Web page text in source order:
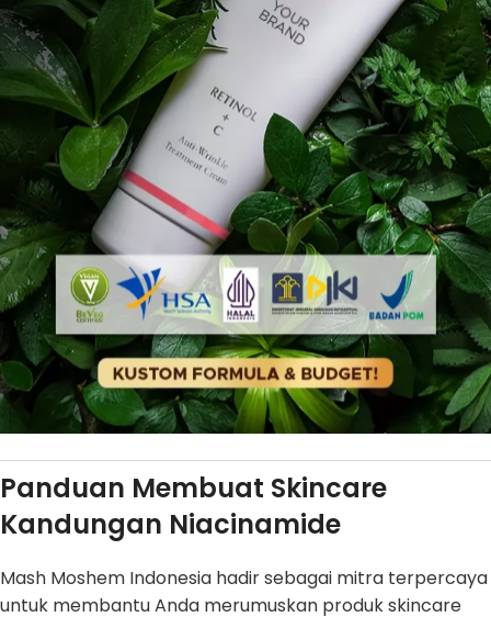
Panduan Membuat Skincare
Kandungan Niacinamide
Mash Moshem Indonesia hadir sebagai mitra terpercaya
untuk membantu Anda merumuskan produk skincare